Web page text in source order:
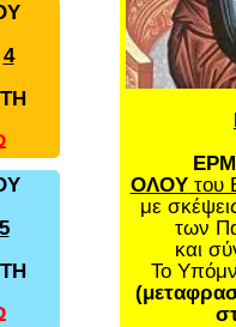
4
5
ΟΛΟΥτου
με
των
και
Το